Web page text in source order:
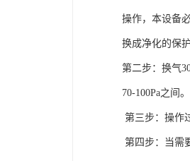
操作，本设备
换成净化的保
第二步：换气
70-100Pa之间
第三步：操作
第四步：当需